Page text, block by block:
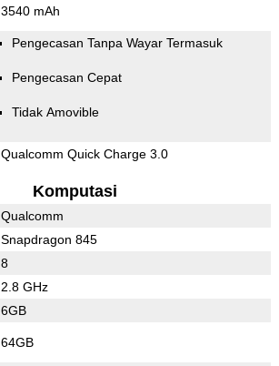
3540 mAh
Pengecasan Tanpa Wayar Termasuk
Pengecasan Cepat
Tidak Amovible
Qualcomm Quick Charge 3.0
Komputasi
Qualcomm
Snapdragon 845
8
2.8 GHz
6GB
64GB